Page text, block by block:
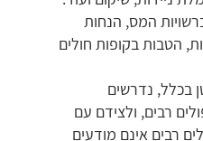
המס, הנחות
הטבות בקופות חולים
בכלל, נדרשים
רבים, ולצידם עם
רבים אינם מודעים